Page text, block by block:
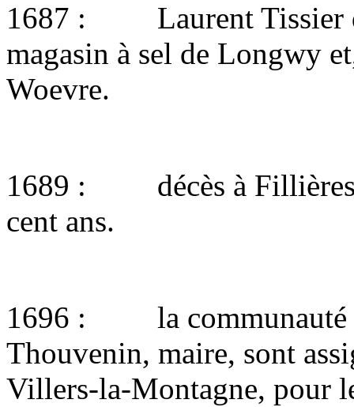
1687 : Laurent Tissier
magasin à sel de Longwy
Woevre.
1689 : décès à Fillières
cent ans.
1696 : la communauté
Thouvenin, maire, sont
Villers-la-Montagne, pour